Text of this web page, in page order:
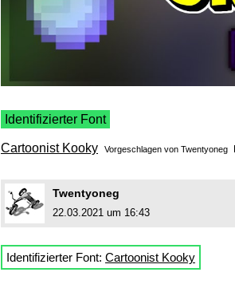
Identifizierter Font
Cartoonist Kooky Vorgeschlagen von Twentyoneg
Twentyoneg
22.03.2021 um 16:43
Identifizierter Font: Cartoonist Kooky